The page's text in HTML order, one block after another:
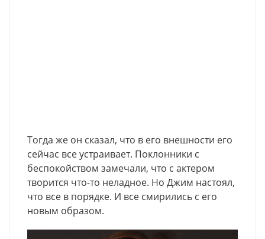
Тогда же он сказал, что в его внешности его
сейчас все устраивает. Поклонники с
беспокойством замечали, что с актером
творится что-то неладное. Но Джим настоял,
что все в порядке. И все смирились с его
новым образом.